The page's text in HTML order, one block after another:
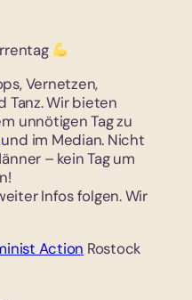
Vernetzen,
Tanz. Wir bieten
unnötigen Tag zu
und im Median. Nicht
– kein Tag um
Infos folgen. Wir
Action Rostock